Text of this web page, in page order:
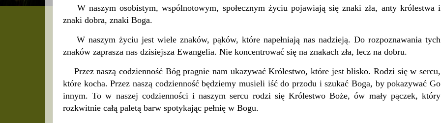
W naszym osobistym, wspólnotowym, społecznym życiu pojawiają się znaki zła, anty królestwa i
znaki dobra, znaki Boga.
W naszym życiu jest wiele znaków, pąków, które napełniają nas nadzieją. Do rozpoznawania tych
znaków zaprasza nas dzisiejsza Ewangelia. Nie koncentrować się na znakach zła, lecz na dobru.
Przez naszą codzienność Bóg pragnie nam ukazywać Królestwo, które jest blisko. Rodzi się w sercu,
które kocha. Przez naszą codzienność będziemy musieli iść do przodu i szukać Boga, by pokazywać Go
innym. To w naszej codzienności i naszym sercu rodzi się Królestwo Boże, ów mały pączek, który
rozkwitnie całą paletą barw spotykając pełnię w Bogu.